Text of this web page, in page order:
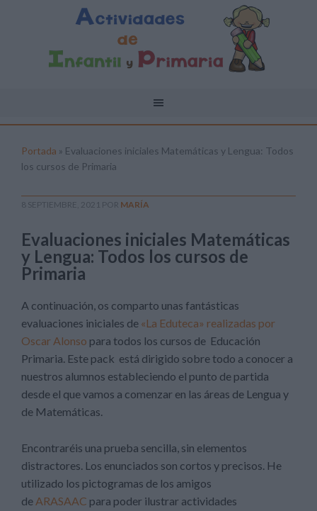
Portada » Evaluaciones iniciales Matemáticas y Lengua: Todos
los cursos de Primaria
8 SEPTIEMBRE, 2021 POR MARÍA
Evaluaciones iniciales Matemáticas
y Lengua: Todos los cursos de
Primaria
A continuación, os comparto unas fantásticas
evaluaciones iniciales de «La Eduteca» realizadas por
Oscar Alonso para todos los cursos de Educación
Primaria. Este pack está dirigido sobre todo a conocer a
nuestros alumnos estableciendo el punto de partida
desde el que vamos a comenzar en las áreas de Lengua y
de Matemáticas.
Encontraréis una prueba sencilla, sin elementos
distractores. Los enunciados son cortos y precisos. He
utilizado los pictogramas de los amigos
de ARASAAC para poder ilustrar actividades